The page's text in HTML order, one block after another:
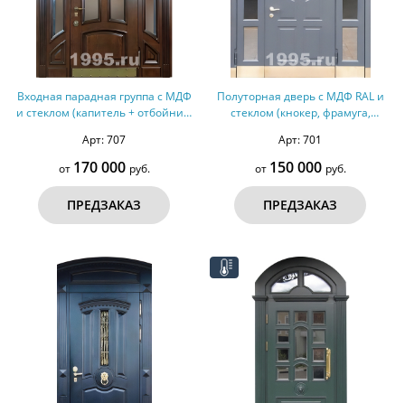
Входная парадная группа с МДФ
и стеклом (капитель + отбойник)
Арт: 707
от 170 000 руб.
ПРЕДЗАКАЗ
Полуторная дверь с МДФ RAL и
стеклом (кнокер, фрамуга,
Арт: 701
от 150 000 руб.
ПРЕДЗАКАЗ